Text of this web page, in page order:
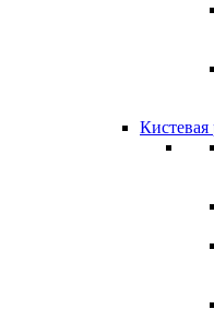
Кистевая